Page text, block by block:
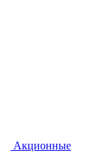
Акционные